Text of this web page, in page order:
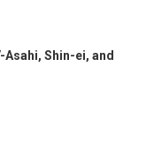
Shin-ei, and